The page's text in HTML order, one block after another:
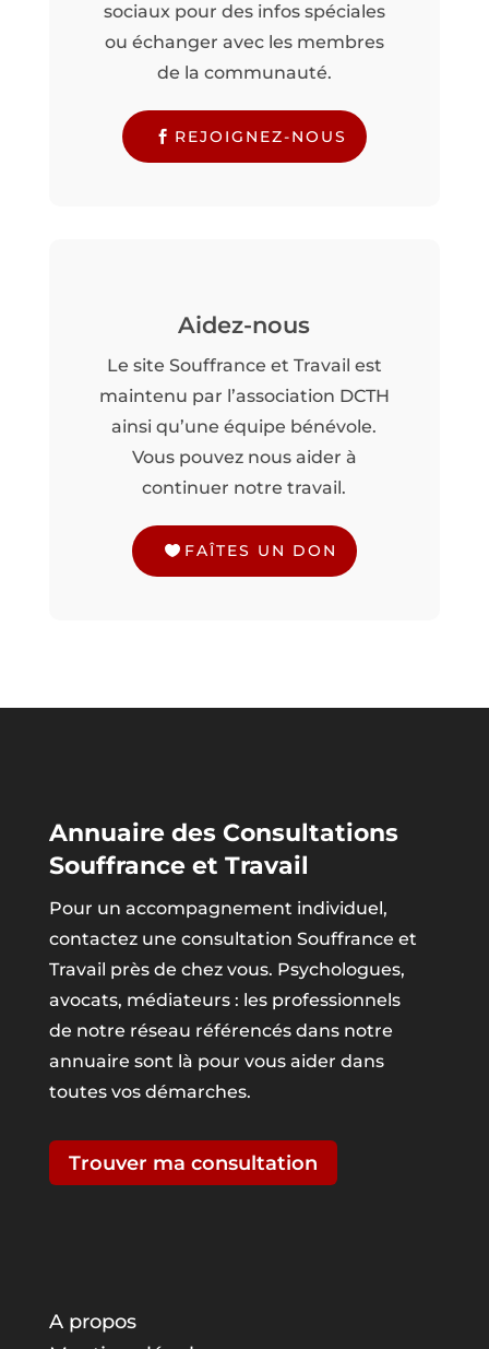
sociaux pour des infos spéciales
ou échanger avec les membres
de la communauté.
REJOIGNEZ-NOUS
Aidez-nous
Le site Souffrance et Travail est
maintenu par l’association DCTH
ainsi qu’une équipe bénévole.
Vous pouvez nous aider à
continuer notre travail.
FAÎTES UN DON
Annuaire des Consultations
Souffrance et Travail
Pour un accompagnement individuel,
contactez une consultation Souffrance et
Travail près de chez vous. Psychologues,
avocats, médiateurs : les professionnels
de notre réseau référencés dans notre
annuaire sont là pour vous aider dans
toutes vos démarches.
Trouver ma consultation
A propos